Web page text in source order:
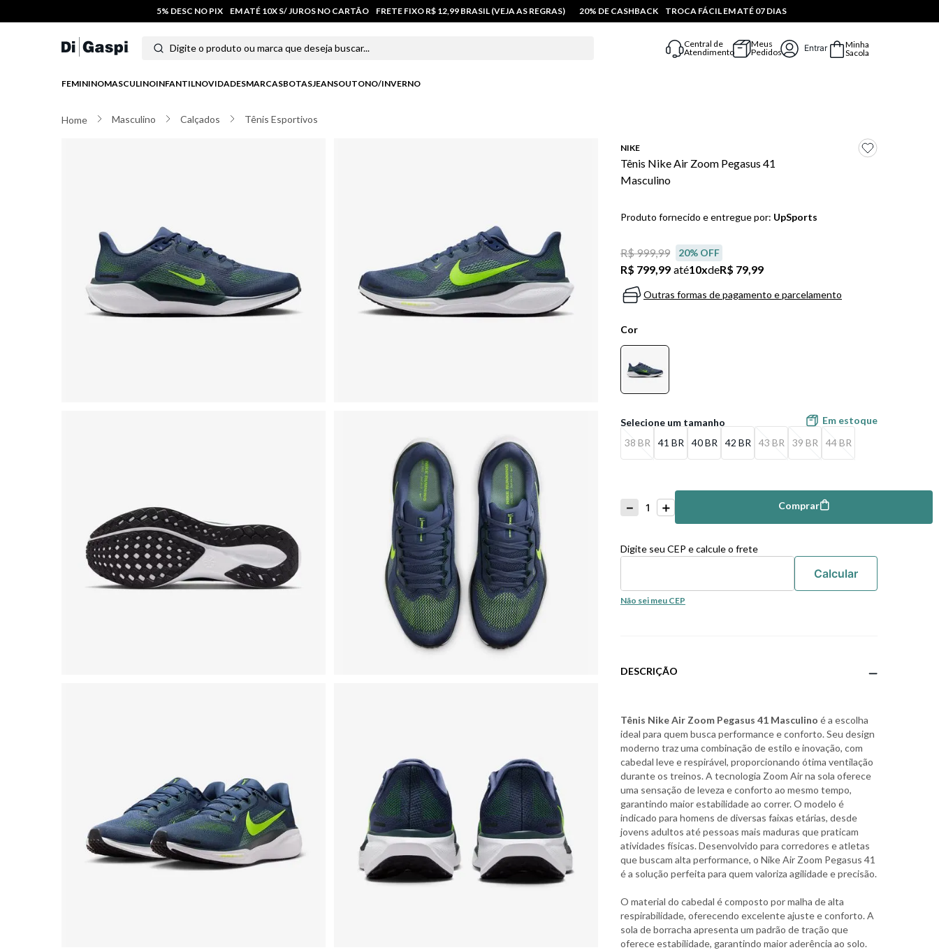
5% DESC NO PIX EM ATÉ 10X S/ JUROS NO CARTÃO FRETE FIXO R$ 12,99 BRASIL (VEJA AS REGRAS) 20% DE CASHBACK TROCA FÁCIL EM ATÉ 07 DIAS
Digite o produto ou marca que deseja buscar...
Central de
Atendimento
Meus
Pedidos
Entrar
Minha
Sacola
FEMININOMASCULINOINFANTILNOVIDADESMARCASBOTASJEANSOUTONO/INVERNO
Masculino Calçados Tênis Esportivos
NIKE
Tênis Nike Air Zoom Pegasus 41
Masculino
Produto fornecido e entregue por: UpSports
R$ 999,99 20% OFF
R$ 799,99 até10xdeR$ 79,99
Outras formas de pagamento e parcelamento
Cor
38 BR 41 BR 40 BR 42 BR 43 BR 39 BR 44 BR
Em estoque
＋
－
Comprar Comprar
Digite seu CEP e calcule o frete
Não sei meu CEP
DESCRIÇÃO
Tênis Nike Air Zoom Pegasus 41 Masculino é a escolha
ideal para quem busca performance e conforto. Seu design
moderno traz uma combinação de estilo e inovação, com
cabedal leve e respirável, proporcionando ótima ventilação
durante os treinos. A tecnologia Zoom Air na sola oferece
uma sensação de leveza e conforto ao mesmo tempo,
garantindo maior estabilidade ao correr. O modelo é
indicado para homens de diversas faixas etárias, desde
jovens adultos até pessoas mais maduras que praticam
atividades físicas. Desenvolvido para corredores e atletas
que buscam alta performance, o Nike Air Zoom Pegasus 41
é a solução perfeita para quem valoriza agilidade e precisão.
O material do cabedal é composto por malha de alta
respirabilidade, oferecendo excelente ajuste e conforto. A
sola de borracha apresenta um padrão de tração que
oferece estabilidade, garantindo maior aderência ao solo.
5º
6º sandalia
7º jeans
8º chuteira